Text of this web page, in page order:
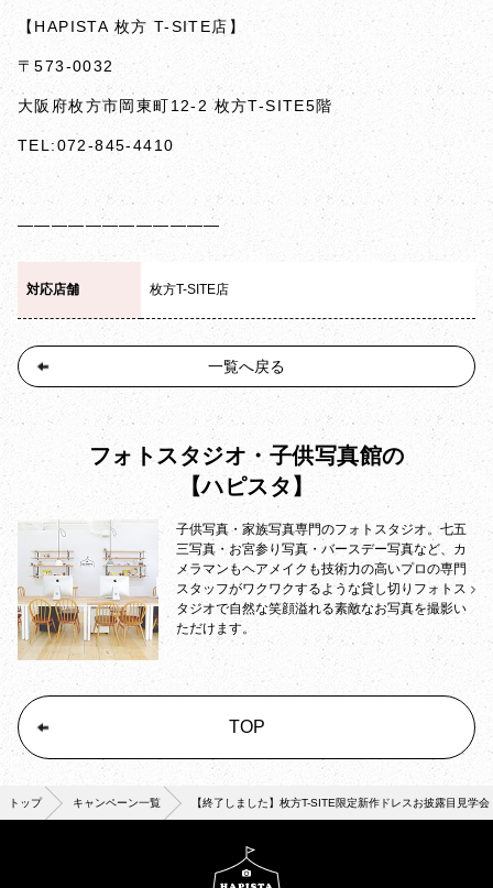
【HAPISTA 枚方 T-SITE店】
〒573-0032
大阪府枚方市岡東町12-2 枚方T-SITE5階
TEL:072-845-4410
————————————
対応店舗 枚方T-SITE店
一覧へ戻る
フォトスタジオ・子供写真館の
【ハピスタ】
子供写真・家族写真専門のフォトスタジオ。七五
三写真・お宮参り写真・バースデー写真など、カ
メラマンもヘアメイクも技術力の高いプロの専門
スタッフがワクワクするような貸し切りフォトス
タジオで自然な笑顔溢れる素敵なお写真を撮影い
ただけます。
TOP
トップ キャンペーン一覧 【終了しました】枚方T-SITE限定新作ドレスお披露目見学会